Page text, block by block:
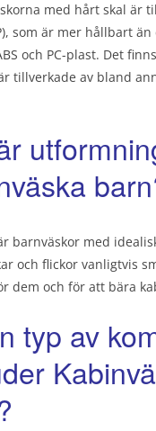
med hårt skal är
som är mer hållbart än
och PC-plast. Det
tillverkade av bland
barnväskor med
och flickor vanligtvis
dem och för att bära
typ av